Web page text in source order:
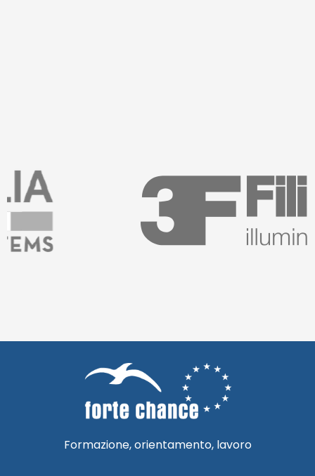
Formazione, orientamento, lavoro